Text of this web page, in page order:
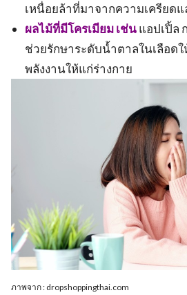
เหนื่อยล้าที่มาจากความเครียด
ผลไม้ที่มีโครเมียม เช่นแอปเปิ้ล
ช่วยรักษาระดับน้ำตาลในเลือดใ
พลังงานให้แก่ร่างกาย
ภาพจาก : dropshoppingthai.com